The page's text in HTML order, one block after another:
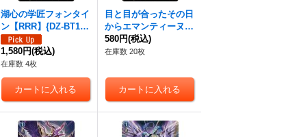
湖心の学匠フォンタイ
ン【RRR】{DZ-BT14/
018}《ストイケイア》
1,580円(税込)
在庫数 4枚
目と目が合ったその日
からエマンティーヌ
【RRR】{DZ-BT14/02
0}《リリカルモナステ
580円(税込)
在庫数 20枚